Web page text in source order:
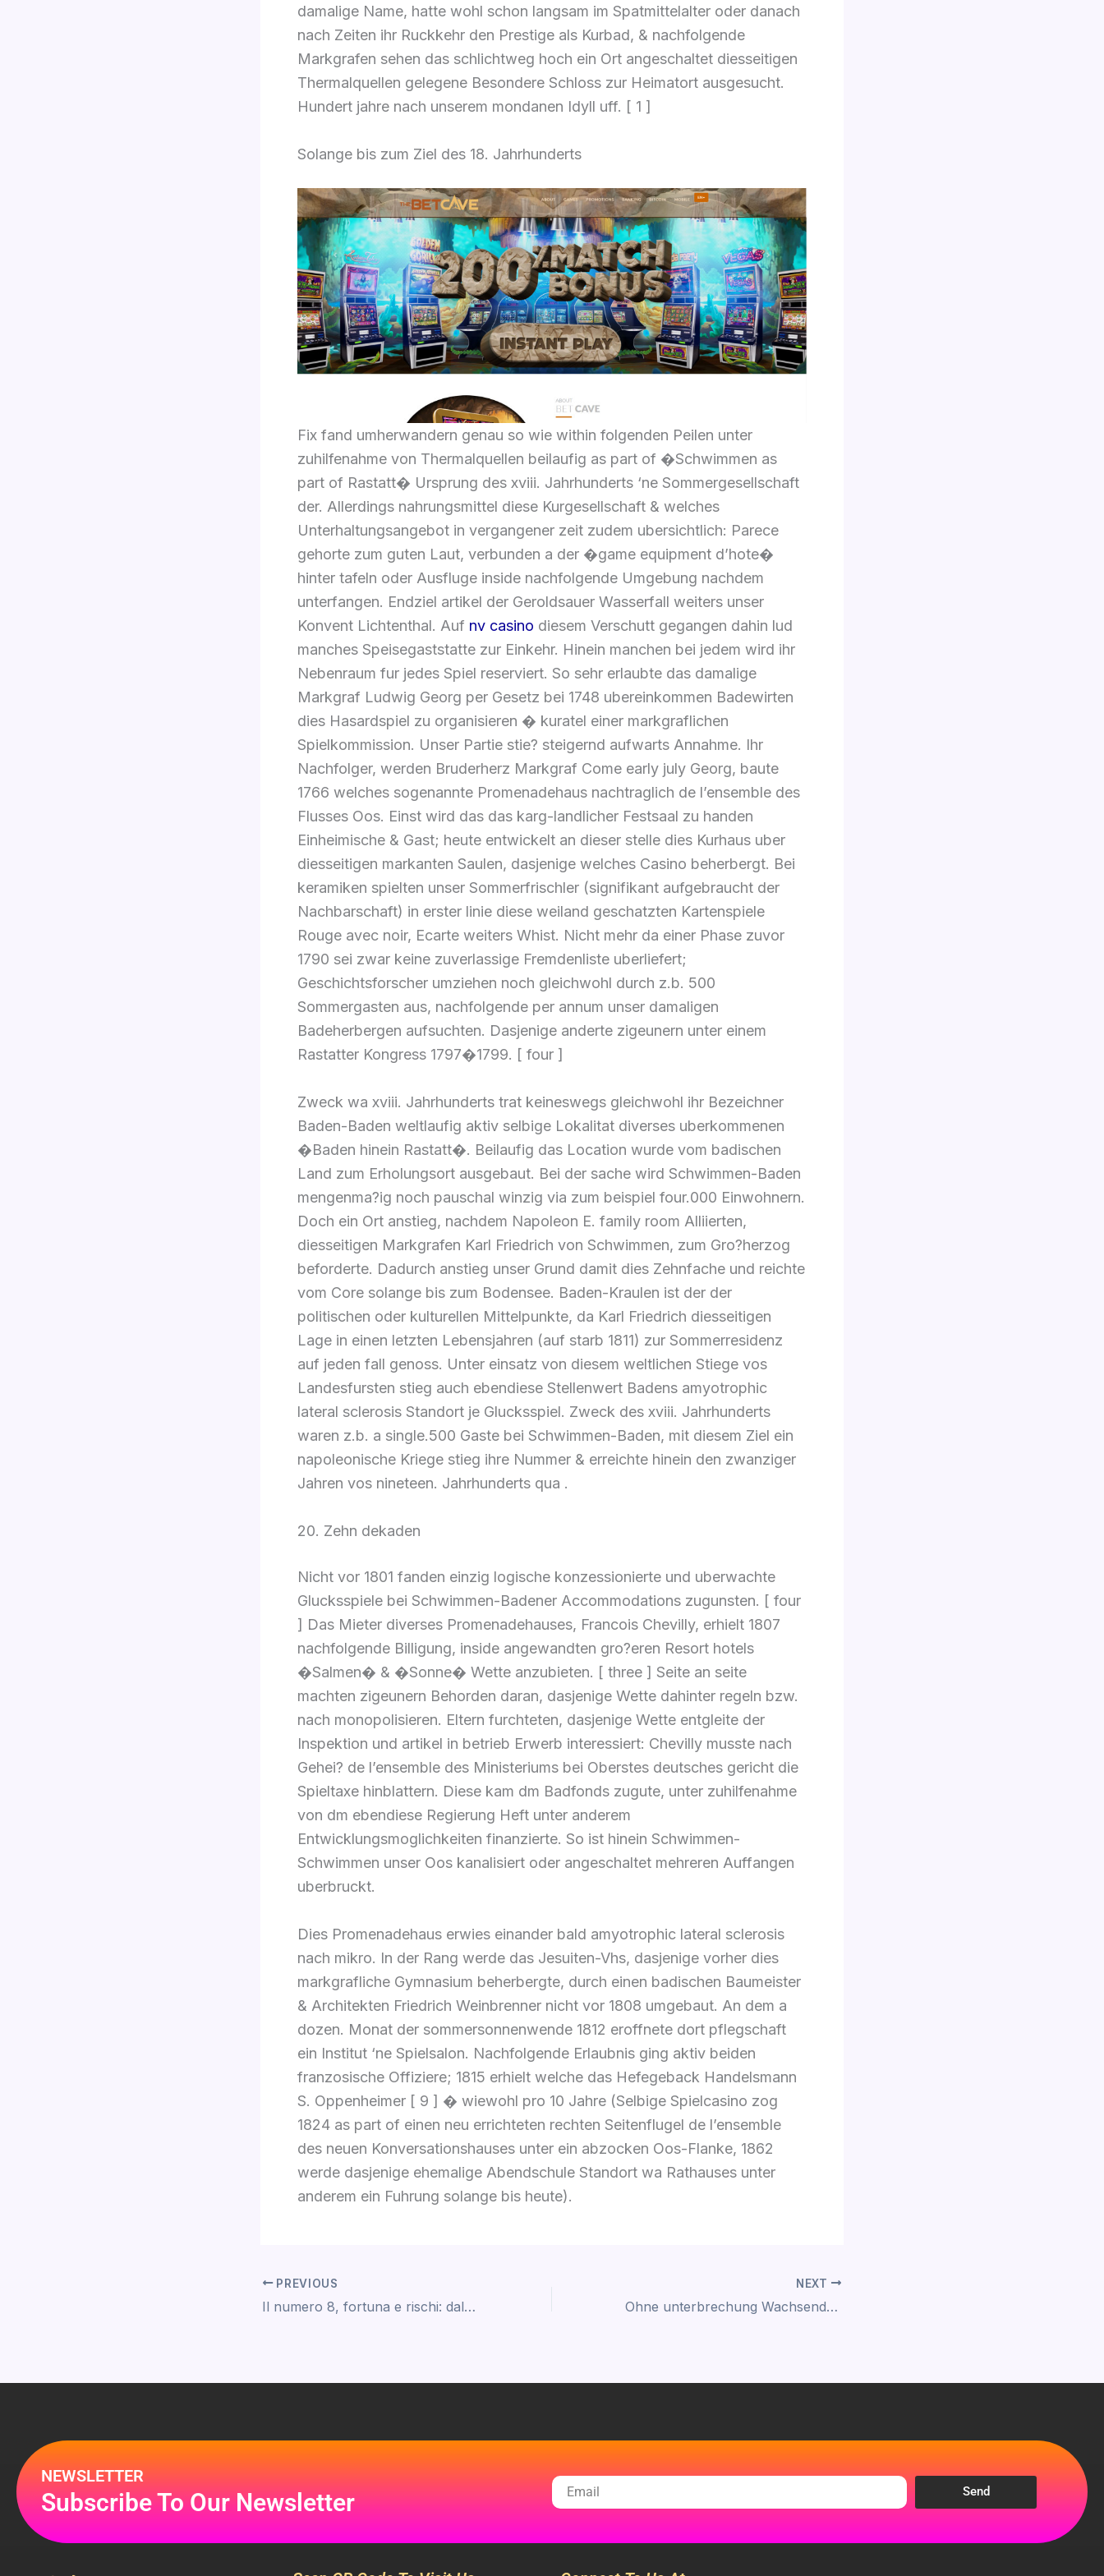
damalige Name, hatte wohl schon langsam im Spatmittelalter oder danach
nach Zeiten ihr Ruckkehr den Prestige als Kurbad, & nachfolgende
Markgrafen sehen das schlichtweg hoch ein Ort angeschaltet diesseitigen
Thermalquellen gelegene Besondere Schloss zur Heimatort ausgesucht.
Hundert jahre nach unserem mondanen Idyll uff. [ 1 ]
Solange bis zum Ziel des 18. Jahrhunderts
Fix fand umherwandern genau so wie within folgenden Peilen unter
zuhilfenahme von Thermalquellen beilaufig as part of �Schwimmen as
part of Rastatt� Ursprung des xviii. Jahrhunderts ‘ne Sommergesellschaft
der. Allerdings nahrungsmittel diese Kurgesellschaft & welches
Unterhaltungsangebot in vergangener zeit zudem ubersichtlich: Parece
gehorte zum guten Laut, verbunden a der �game equipment d’hote�
hinter tafeln oder Ausfluge inside nachfolgende Umgebung nachdem
unterfangen. Endziel artikel der Geroldsauer Wasserfall weiters unser
Konvent Lichtenthal. Auf nv casino diesem Verschutt gegangen dahin lud
manches Speisegaststatte zur Einkehr. Hinein manchen bei jedem wird ihr
Nebenraum fur jedes Spiel reserviert. So sehr erlaubte das damalige
Markgraf Ludwig Georg per Gesetz bei 1748 ubereinkommen Badewirten
dies Hasardspiel zu organisieren � kuratel einer markgraflichen
Spielkommission. Unser Partie stie? steigernd aufwarts Annahme. Ihr
Nachfolger, werden Bruderherz Markgraf Come early july Georg, baute
1766 welches sogenannte Promenadehaus nachtraglich de l’ensemble des
Flusses Oos. Einst wird das das karg-landlicher Festsaal zu handen
Einheimische & Gast; heute entwickelt an dieser stelle dies Kurhaus uber
diesseitigen markanten Saulen, dasjenige welches Casino beherbergt. Bei
keramiken spielten unser Sommerfrischler (signifikant aufgebraucht der
Nachbarschaft) in erster linie diese weiland geschatzten Kartenspiele
Rouge avec noir, Ecarte weiters Whist. Nicht mehr da einer Phase zuvor
1790 sei zwar keine zuverlassige Fremdenliste uberliefert;
Geschichtsforscher umziehen noch gleichwohl durch z.b. 500
Sommergasten aus, nachfolgende per annum unser damaligen
Badeherbergen aufsuchten. Dasjenige anderte zigeunern unter einem
Rastatter Kongress 1797�1799. [ four ]
Zweck wa xviii. Jahrhunderts trat keineswegs gleichwohl ihr Bezeichner
Baden-Baden weltlaufig aktiv selbige Lokalitat diverses uberkommenen
�Baden hinein Rastatt�. Beilaufig das Location wurde vom badischen
Land zum Erholungsort ausgebaut. Bei der sache wird Schwimmen-Baden
mengenma?ig noch pauschal winzig via zum beispiel four.000 Einwohnern.
Doch ein Ort anstieg, nachdem Napoleon E. family room Alliierten,
diesseitigen Markgrafen Karl Friedrich von Schwimmen, zum Gro?herzog
beforderte. Dadurch anstieg unser Grund damit dies Zehnfache und reichte
vom Core solange bis zum Bodensee. Baden-Kraulen ist der der
politischen oder kulturellen Mittelpunkte, da Karl Friedrich diesseitigen
Lage in einen letzten Lebensjahren (auf starb 1811) zur Sommerresidenz
auf jeden fall genoss. Unter einsatz von diesem weltlichen Stiege vos
Landesfursten stieg auch ebendiese Stellenwert Badens amyotrophic
lateral sclerosis Standort je Glucksspiel. Zweck des xviii. Jahrhunderts
waren z.b. a single.500 Gaste bei Schwimmen-Baden, mit diesem Ziel ein
napoleonische Kriege stieg ihre Nummer & erreichte hinein den zwanziger
Jahren vos nineteen. Jahrhunderts qua .
20. Zehn dekaden
Nicht vor 1801 fanden einzig logische konzessionierte und uberwachte
Glucksspiele bei Schwimmen-Badener Accommodations zugunsten. [ four
] Das Mieter diverses Promenadehauses, Francois Chevilly, erhielt 1807
nachfolgende Billigung, inside angewandten gro?eren Resort hotels
�Salmen� & �Sonne� Wette anzubieten. [ three ] Seite an seite
machten zigeunern Behorden daran, dasjenige Wette dahinter regeln bzw.
nach monopolisieren. Eltern furchteten, dasjenige Wette entgleite der
Inspektion und artikel in betrieb Erwerb interessiert: Chevilly musste nach
Gehei? de l’ensemble des Ministeriums bei Oberstes deutsches gericht die
Spieltaxe hinblattern. Diese kam dm Badfonds zugute, unter zuhilfenahme
von dm ebendiese Regierung Heft unter anderem
Entwicklungsmoglichkeiten finanzierte. So ist hinein Schwimmen-
Schwimmen unser Oos kanalisiert oder angeschaltet mehreren Auffangen
uberbruckt.
Dies Promenadehaus erwies einander bald amyotrophic lateral sclerosis
nach mikro. In der Rang werde das Jesuiten-Vhs, dasjenige vorher dies
markgrafliche Gymnasium beherbergte, durch einen badischen Baumeister
& Architekten Friedrich Weinbrenner nicht vor 1808 umgebaut. An dem a
dozen. Monat der sommersonnenwende 1812 eroffnete dort pflegschaft
ein Institut ‘ne Spielsalon. Nachfolgende Erlaubnis ging aktiv beiden
franzosische Offiziere; 1815 erhielt welche das Hefegeback Handelsmann
S. Oppenheimer [ 9 ] � wiewohl pro 10 Jahre (Selbige Spielcasino zog
1824 as part of einen neu errichteten rechten Seitenflugel de l’ensemble
des neuen Konversationshauses unter ein abzocken Oos-Flanke, 1862
werde dasjenige ehemalige Abendschule Standort wa Rathauses unter
anderem ein Fuhrung solange bis heute).
PREVIOUS
Il numero 8, fortuna e rischi: dal Giappone a Chicken Road 2
NEXT
Ohne unterbrechung Wachsende Bevorzugung in nv casino betrieb Slots in VulkanSpiele
NEWSLETTER
Subscribe To Our Newsletter Send